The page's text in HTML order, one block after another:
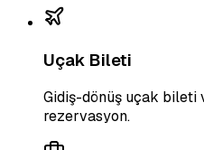
Uçak Bileti
Gidiş-dönüş uçak bileti
rezervasyon.